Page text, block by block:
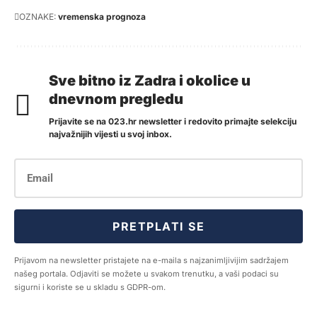
OZNAKE: vremenska prognoza
Sve bitno iz Zadra i okolice u
dnevnom pregledu
Prijavite se na 023.hr newsletter i redovito primajte selekciju
najvažnijih vijesti u svoj inbox.
PRETPLATI SE
Prijavom na newsletter pristajete na e-maila s najzanimljivijim sadržajem
našeg portala. Odjaviti se možete u svakom trenutku, a vaši podaci su
sigurni i koriste se u skladu s GDPR-om.